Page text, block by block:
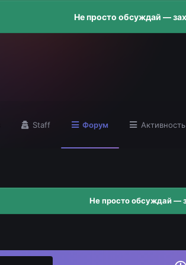
Не просто обсуждай —
Staff Форум Активность
Не просто обсуждай —